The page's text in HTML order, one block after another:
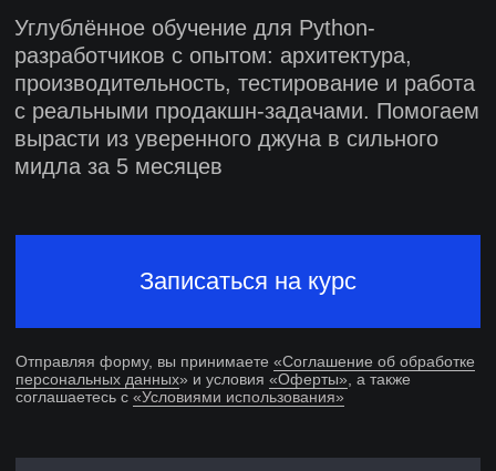
Отправляя форму, вы принимаете«Соглашение об обработке
соглашаетесь с«Условиями использования»
Записаться на курс
знаний
Разбор кода и поддержка
разработки